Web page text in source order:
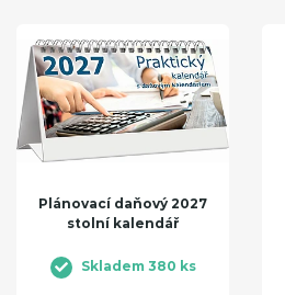
Plánovací daňový 2027
stolní kalendář
Skladem 380 ks